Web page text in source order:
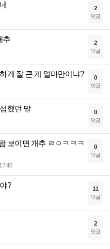
2
댓글
추 2
댓글
게 잘 큰 게 얼마만이냐? 0
댓글
했던 말 0
댓글
보이면 개추 ㄹㅇㅋㅋㅋ
17:46
0
댓글
? 11
댓글
2
댓글